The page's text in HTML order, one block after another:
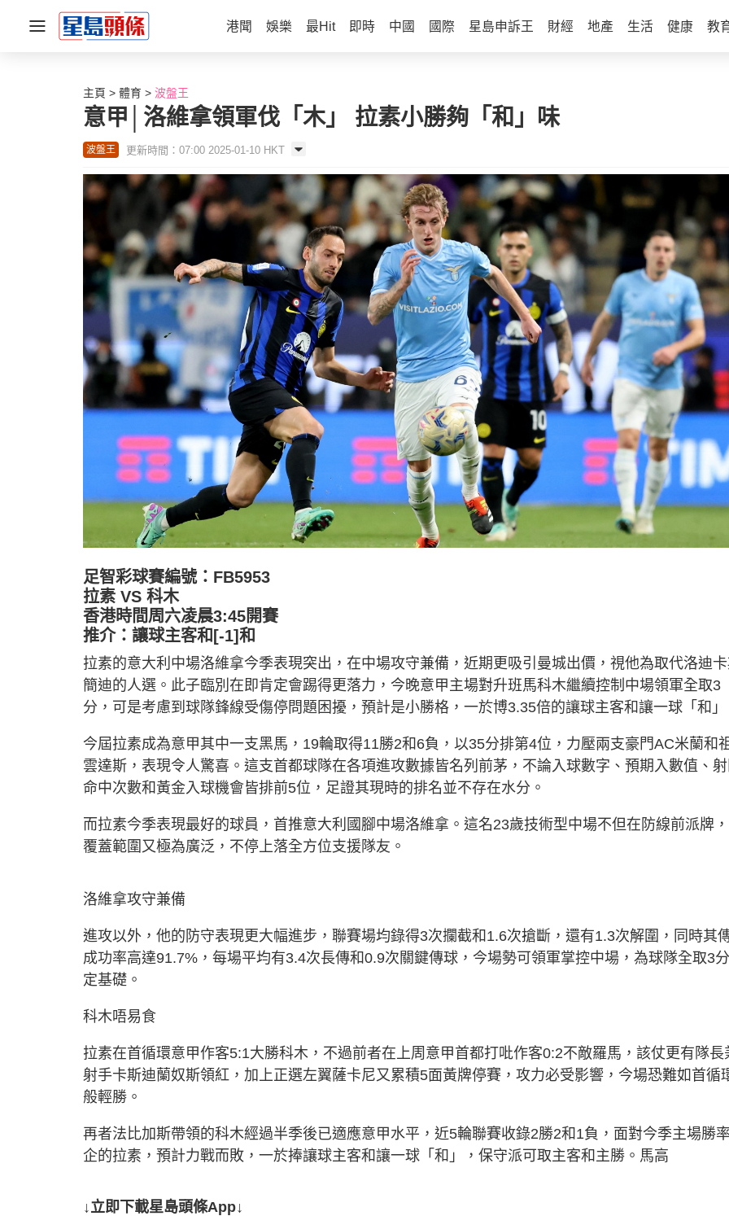
港聞 娛樂 最Hit 即時 中國 國際 星島申訴王 財經 地產 生活 健康 教
主頁 體育 波盤王
意甲│洛維拿領軍伐「木」 拉素小勝夠「和」味
波盤王 更新時間：07:00 2025-01-10 HKT
足智彩球賽編號：FB5953
拉素 VS 科木
香港時間周六凌晨3:45開賽
推介：讓球主客和[-1]和
拉素的意大利中場洛維拿今季表現突出，在中場攻守兼備，近期更吸引曼城出價，視他為取代洛迪
簡迪的人選。此子臨別在即肯定會踢得更落力，今晚意甲主場對升班馬科木繼續控制中場領軍全取3
分，可是考慮到球隊鋒線受傷停問題困擾，預計是小勝格，一於博3.35倍的讓球主客和讓一球「和
今屆拉素成為意甲其中一支黑馬，19輪取得11勝2和6負，以35分排第4位，力壓兩支豪門AC米蘭和
雲達斯，表現令人驚喜。這支首都球隊在各項進攻數據皆名列前茅，不論入球數字、預期入數值、
命中次數和黃金入球機會皆排前5位，足證其現時的排名並不存在水分。
而拉素今季表現最好的球員，首推意大利國腳中場洛維拿。這名23歲技術型中場不但在防線前派牌
覆蓋範圍又極為廣泛，不停上落全方位支援隊友。
洛維拿攻守兼備
進攻以外，他的防守表現更大幅進步，聯賽場均錄得3次攔截和1.6次搶斷，還有1.3次解圍，同時其
成功率高達91.7%，每場平均有3.4次長傳和0.9次關鍵傳球，今場勢可領軍掌控中場，為球隊全取3
定基礎。
科木唔易食
拉素在首循環意甲作客5:1大勝科木，不過前者在上周意甲首都打吡作客0:2不敵羅馬，該仗更有隊長
射手卡斯迪蘭奴斯領紅，加上正選左翼薩卡尼又累積5面黃牌停賽，攻力必受影響，今場恐難如首循
般輕勝。
再者法比加斯帶領的科木經過半季後已適應意甲水平，近5輪聯賽收錄2勝2和1負，面對今季主場勝
企的拉素，預計力戰而敗，一於捧讓球主客和讓一球「和」，保守派可取主客和主勝。馬高
↓立即下載星島頭條App↓